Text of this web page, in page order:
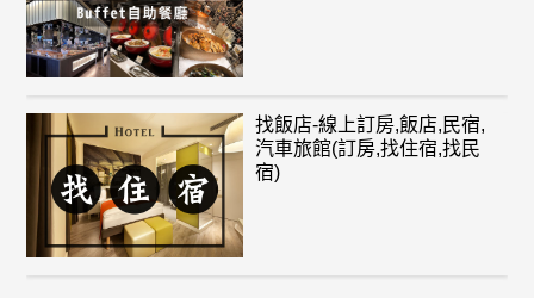
找飯店-線上訂房,飯店,民宿,
汽車旅館(訂房,找住宿,找民
宿)